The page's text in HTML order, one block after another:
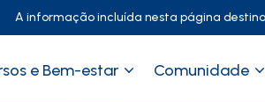
A informação incluída nesta página
e Bem-estar Comunidade